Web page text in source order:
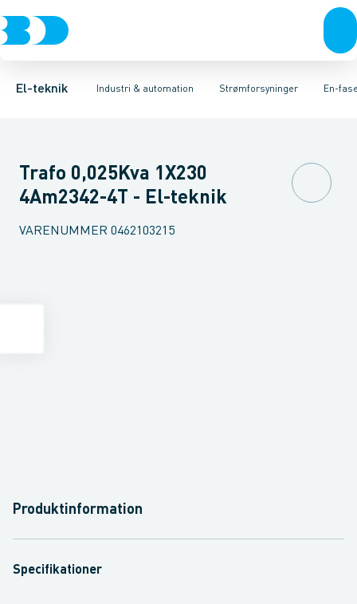
El-teknik Industri & automation
Afbrydere, stikkontakter & lampeudtagForgreningsmateriel
Strømforsyninger
Industristiksystemer Frekvensomformere og softstartereEn-
DC-strømforsyningEn-faset styretransformerSpecialvarer
Trafo 0,025Kva 1X230
4Am2342-4T - El-teknik
VARENUMMER 0462103215
Produktinformation
Specifikationer